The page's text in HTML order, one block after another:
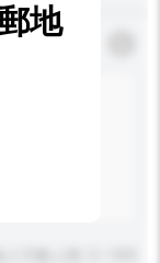
* 必須填寫
地